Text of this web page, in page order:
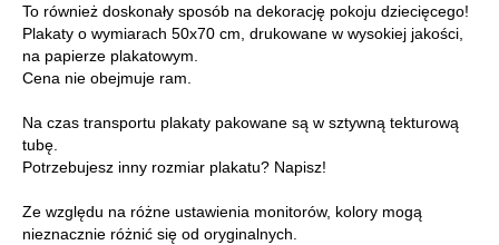
To również doskonały sposób na dekorację pokoju dziecięcego!
Plakaty o wymiarach 50x70 cm, drukowane w wysokiej jakości,
na papierze plakatowym.
Cena nie obejmuje ram.
Na czas transportu plakaty pakowane są w sztywną tekturową
tubę.
Potrzebujesz inny rozmiar plakatu? Napisz!
Ze względu na różne ustawienia monitorów, kolory mogą
nieznacznie różnić się od oryginalnych.